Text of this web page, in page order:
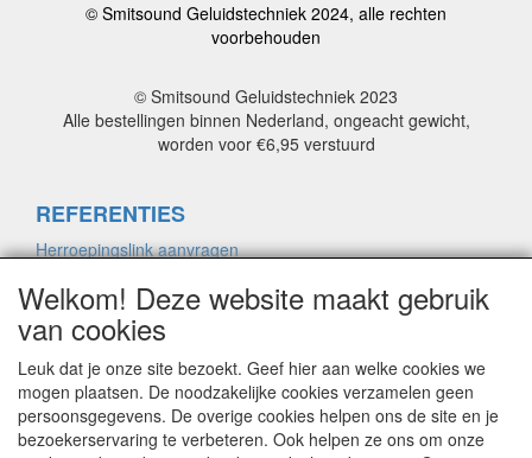
© Smitsound Geluidstechniek 2024, alle rechten
voorbehouden
© Smitsound Geluidstechniek 2023
Alle bestellingen binnen Nederland, ongeacht gewicht,
worden voor €6,95 verstuurd
REFERENTIES
Herroepingslink aanvragen
ALGEMENE VOORWAARDEN
Herroepingslink aanvragen
PRIVACYVERKLARING
Welkom! Deze website maakt gebruik
van cookies
Leuk dat je onze site bezoekt. Geef hier aan welke cookies we
mogen plaatsen. De noodzakelijke cookies verzamelen geen
persoonsgegevens. De overige cookies helpen ons de site en je
bezoekerservaring te verbeteren. Ook helpen ze ons om onze